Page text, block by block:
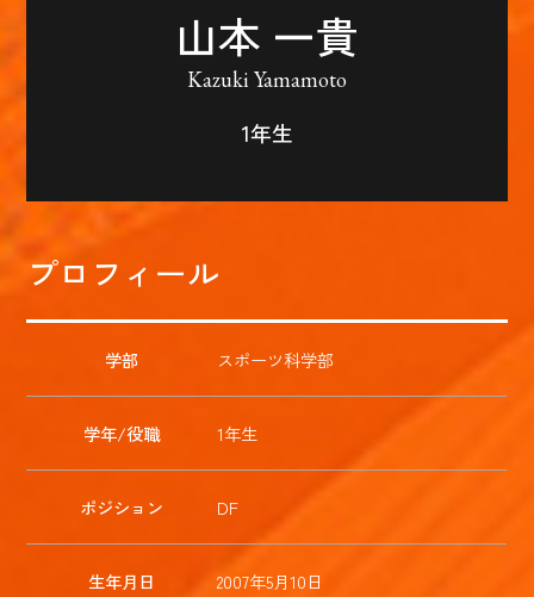
山本 一貴
Kazuki Yamamoto
1年生
プロフィール
学部 スポーツ科学部
学年/役職 1年生
ポジション DF
生年月日 2007年5月10日